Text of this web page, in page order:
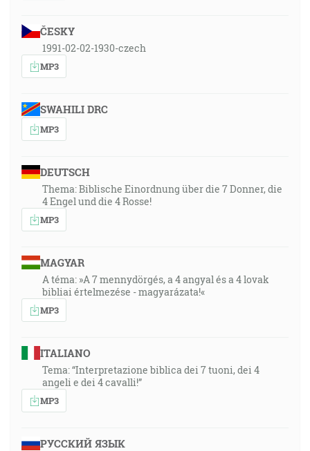
ČESKY
1991-02-02-1930-czech
MP3
SWAHILI DRC
MP3
DEUTSCH
Thema: Biblische Einordnung über die 7 Donner, die
4 Engel und die 4 Rosse!
MP3
MAGYAR
A téma: »A 7 mennydörgés, a 4 angyal és a 4 lovak
bibliai értelmezése - magyarázata!«
MP3
ITALIANO
Tema: “Interpretazione biblica dei 7 tuoni, dei 4
angeli e dei 4 cavalli!”
MP3
РУССКИЙ ЯЗЫК